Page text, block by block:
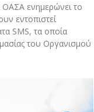
ενημερώνει το
εντοπιστεί
SMS, τα οποία
του Οργανισμού